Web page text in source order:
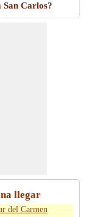
Carlos?
llegar
del Carmen